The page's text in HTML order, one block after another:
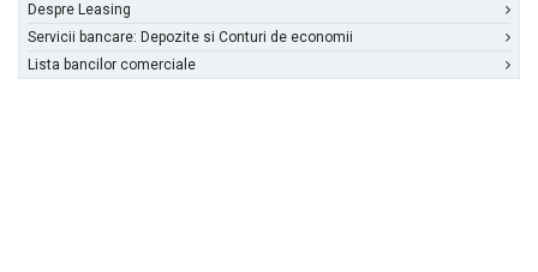
Despre Leasing
Servicii bancare: Depozite si Conturi de economii
Lista bancilor comerciale